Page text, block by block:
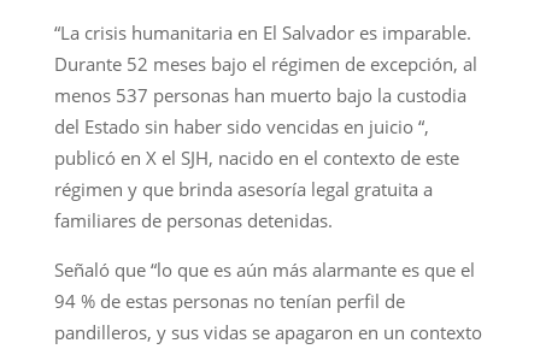
“La crisis humanitaria en El Salvador es imparable.
Durante 52 meses bajo el régimen de excepción, al
menos 537 personas han muerto bajo la custodia
del Estado sin haber sido vencidas en juicio “,
publicó en X el SJH, nacido en el contexto de este
régimen y que brinda asesoría legal gratuita a
familiares de personas detenidas.
Señaló que “lo que es aún más alarmante es que el
94 % de estas personas no tenían perfil de
pandilleros, y sus vidas se apagaron en un contexto